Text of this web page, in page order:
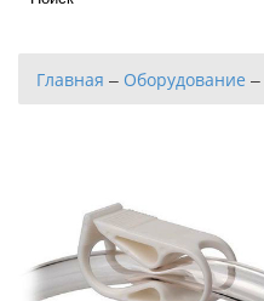
Главная – Оборудование –